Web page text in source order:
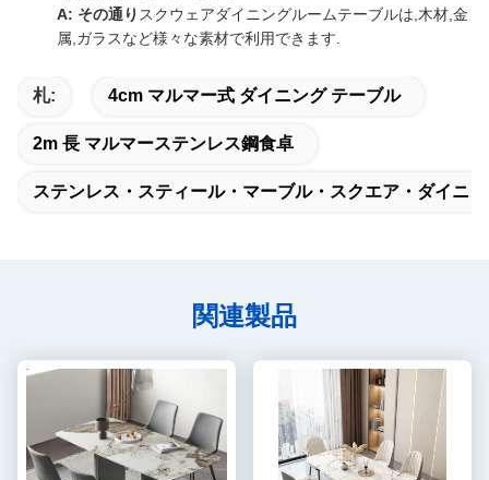
A: その通り スクウェアダイニングルームテーブルは,木材,金
属,ガラスなど様々な素材で利用できます.
札: 4cm マルマー式 ダイニング テーブル
2m 長 マルマーステンレス鋼食卓
ステンレス・スティール・マーブル・スクエア・ダイニ
関連製品